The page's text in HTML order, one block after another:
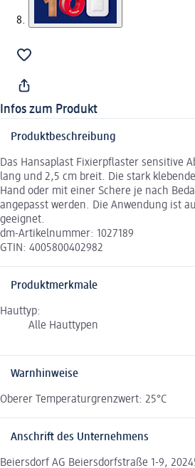
Infos zum Produkt
Produktbeschreibung
Das Hansaplast Fixierpflaster sensitive
lang und 2,5 cm breit. Die stark
Hand oder mit einer Schere je nach
angepasst werden. Die Anwendung ist
geeignet.
dm-Artikelnummer: 1027189
GTIN: 4005800402982
Produktmerkmale
Hauttyp:
Alle Hauttypen
Warnhinweise
Oberer Temperaturgrenzwert: 25°C
Anschrift des Unternehmens
Beiersdorf AG Beiersdorfstraße 1-9,